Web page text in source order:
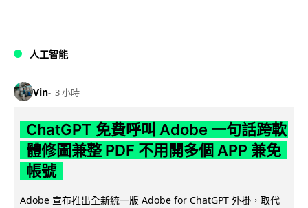
人工智能
Vin 3 小時
ChatGPT 免費呼叫 Adobe 一句話跨軟
體修圖兼整 PDF 不用開多個 APP 兼免
帳號
Adobe 宣布推出全新統一版 Adobe for ChatGPT 外掛，取代